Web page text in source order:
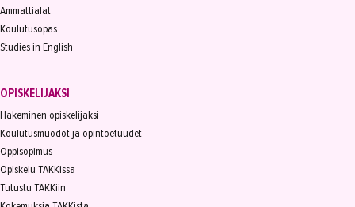
Ammattialat
Koulutusopas
Studies in English
OPISKELIJAKSI
Hakeminen opiskelijaksi
Koulutusmuodot ja opintoetuudet
Oppisopimus
Opiskelu TAKKissa
Tutustu TAKKiin